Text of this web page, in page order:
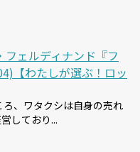
ェルディナンド『フ
【わたしが選ぶ！ロッ
、ワタクシは自身の売れ
しており...